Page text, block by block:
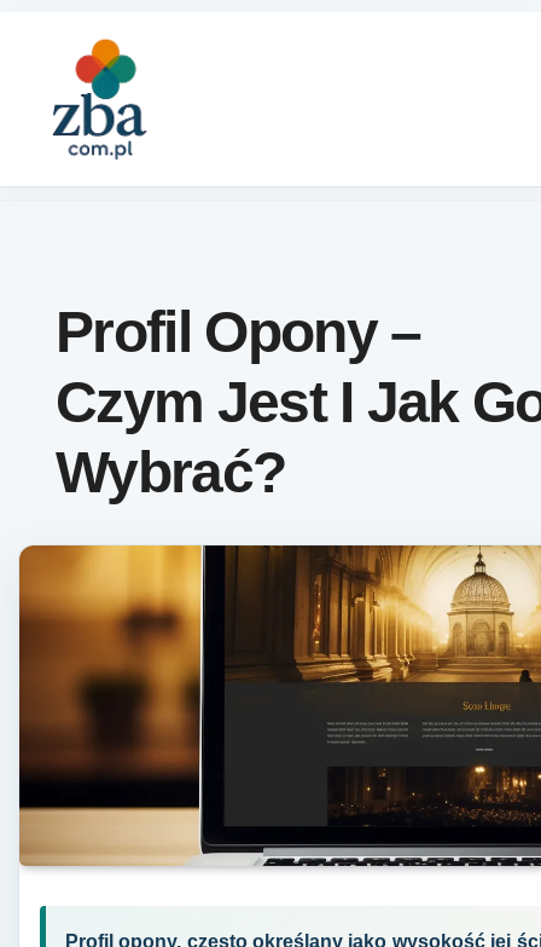
Profil Opony –
Czym Jest I Jak
Wybrać?
Profil opony, często określany jako wysokość jej